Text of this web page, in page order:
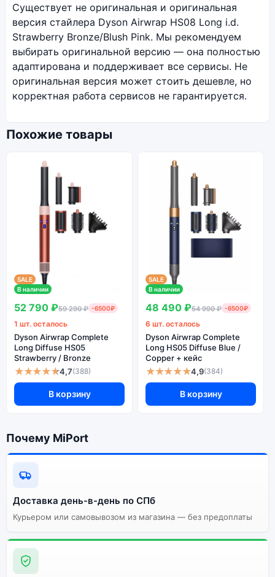
Существует не оригинальная и оригинальная
версия стайлера Dyson Airwrap HS08 Long i.d.
Strawberry Bronze/Blush Pink. Мы рекомендуем
выбирать оригинальной версию — она полностью
адаптирована и поддерживает все сервисы. Не
оригинальная версия может стоить дешевле, но
корректная работа сервисов не гарантируется.
Похожие товары
SALE
В наличии
52 790 ₽59 290 ₽ -6500₽
1 шт. осталось
Dyson Airwrap Complete
Long Diffuse HS05
Strawberry / Bronze
★★★★★4,7(388)
В корзину
SALE
В наличии
48 490 ₽54 990 ₽ -6500₽
6 шт. осталось
Dyson Airwrap Complete
Long HS05 Diffuse Blue /
Copper + кейс
★★★★★4,9(384)
В корзину
Почему MiPort
Доставка день-в-день по СПб
Курьером или самовывозом из магазина — без предоплаты